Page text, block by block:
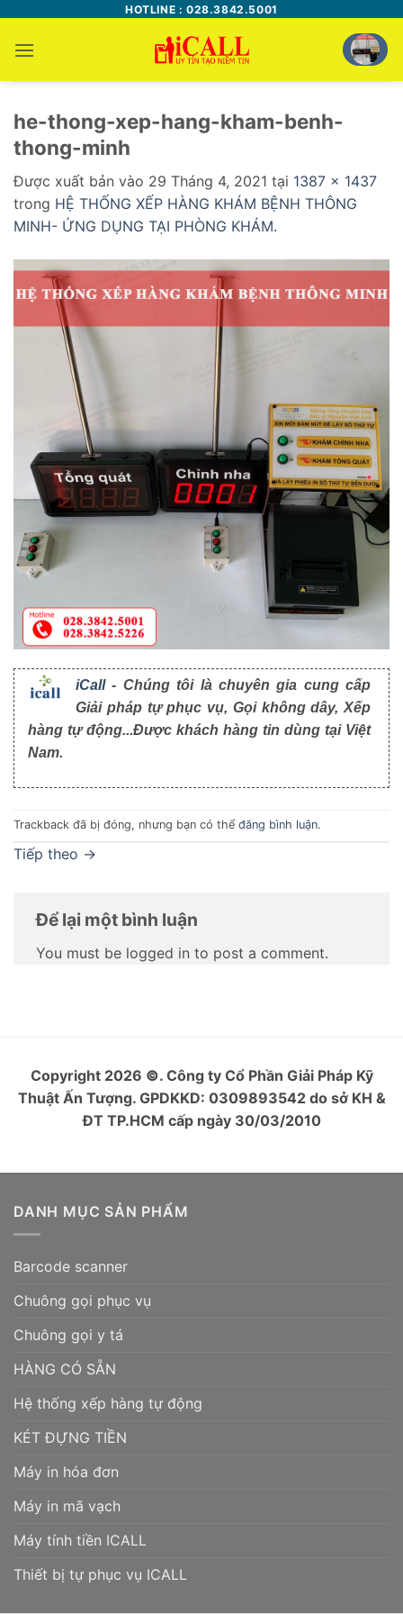
nội
dung
HOTLINE : 028.3842.5001
he-thong-xep-hang-kham-benh-
thong-minh
Được xuất bản vào 29 Tháng 4, 2021 tại 1387 × 1437
trong HỆ THỐNG XẾP HÀNG KHÁM BỆNH THÔNG
MINH- ỨNG DỤNG TẠI PHÒNG KHÁM.
iCall- Chúng tôi là chuyên gia cung cấp
Giải pháp tự phục vụ, Gọi không dây, Xếp
hàng tự động...Được khách hàng tin dùng tại Việt
Nam.
Trackback đã bị đóng, nhưng bạn có thể đăng bình luận.
Tiếp theo →
Để lại một bình luận
You must be logged in to post a comment.
Copyright 2026 ©. Công ty Cổ Phần Giải Pháp Kỹ
Thuật Ấn Tượng. GPDKKD: 0309893542 do sở KH &
ĐT TP.HCM cấp ngày 30/03/2010
DANH MỤC SẢN PHẨM
Barcode scanner
Chuông gọi phục vụ
Chuông gọi y tá
HÀNG CÓ SẴN
Hệ thống xếp hàng tự động
KÉT ĐỰNG TIỀN
Máy in hóa đơn
Máy in mã vạch
Máy tính tiền ICALL
Thiết bị tự phục vụ ICALL